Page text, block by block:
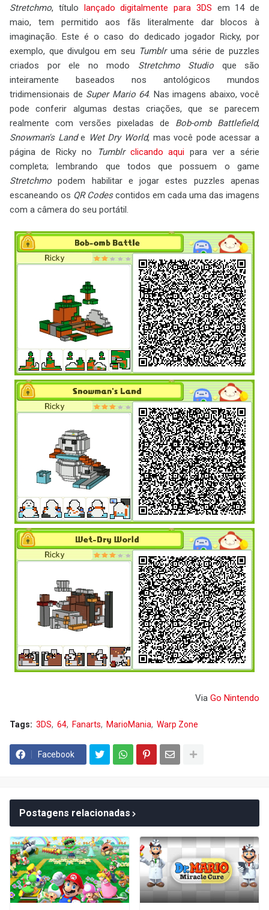
Stretchmo, título lançado digitalmente para 3DS em 14 de
maio, tem permitido aos fãs literalmente dar blocos à
imaginação. Este é o caso do dedicado jogador Ricky, por
exemplo, que divulgou em seu Tumblruma série de puzzles
criados por ele no modo Stretchmo Studio que são
inteiramente baseados nos antológicos mundos
tridimensionais de Super Mario 64. Nas imagens abaixo, você
pode conferir algumas destas criações, que se parecem
realmente com versões pixeladas de Bob-omb Battlefield,
Snowman's Lande Wet Dry World, mas você pode acessar a
página de Ricky no
Tumblr clicando aqui para ver a série
completa; lembrando que todos que possuem o game
Stretchmo podem habilitar e jogar estes puzzles apenas
escaneando os QR Codescontidos em cada uma das imagens
com a câmera do seu portátil.
Via Go Nintendo
Tags: 3DS 64 Fanarts MarioMania Warp Zone
Facebook
Postagens relacionadas